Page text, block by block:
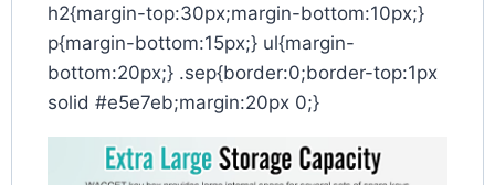
h2{margin-top:30px;margin-bottom:10px;}
p{margin-bottom:15px;} ul{margin-
bottom:20px;} .sep{border:0;border-top:1px
solid #e5e7eb;margin:20px 0;}